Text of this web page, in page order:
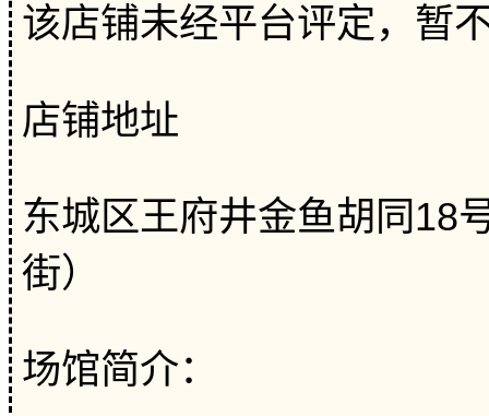
该店铺未经平台评定，暂
店铺地址
东城区王府井金鱼胡同18
街）
场馆简介：